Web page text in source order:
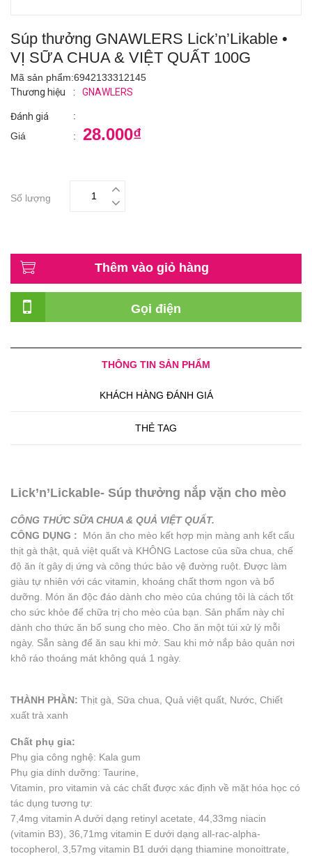
Súp thưởng GNAWLERS Lick’n’Likable •
VỊ SỮA CHUA & VIỆT QUẤT 100G
Mã sản phẩm:6942133312145
Thương hiệu
: GNAWLERS
Đánh giá
:
Giá
: 28.000₫
Số lượng
Thêm vào giỏ hàng
Gọi điện
THÔNG TIN SẢN PHẨM
KHÁCH HÀNG ĐÁNH GIÁ
THẺ TAG
Lick’n’Lickable- Súp thưởng nắp vặn cho mèo
CÔNG THỨC SỮA CHUA & QUẢ VIỆT QUẤT.
CÔNG DỤNG : Món ăn cho mèo kết hợp mịn màng anh kết cấu
thịt gà thật, quả việt quất và KHÔNG Lactose của sữa chua, chế
độ ăn ít gây dị ứng và công thức bảo vệ đường ruột. Được làm
giàu tự nhiên với các vitamin, khoáng chất thơm ngon và bổ
dưỡng. Món ăn độc đáo dành cho mèo của chúng tôi là cách tốt
cho sức khỏe để chữa trị cho mèo của bạn. Sản phẩm này chỉ
dành cho thức ăn bổ sung cho mèo. Cho ăn một túi xử lý mỗi
ngày. Sẵn sàng để ăn sau khi mở. Sau khi mở nắp bảo quản nơi
khô ráo thoáng mát không quá 1 ngày.
THÀNH PHẦN: Thịt gà, Sữa chua, Quả việt quất, Nước, Chiết
xuất trà xanh
Chất phụ gia:
Phụ gia công nghệ: Kala gum
Phụ gia dinh dưỡng: Taurine,
Vitamin, pro vitamin và các chất được xác định về mặt hóa học có
tác dụng tương tự:
7,4mg vitamin A dưới dạng retinyl acetate, 44,33mg niacin
(vitamin B3), 36,71mg vitamin E dưới dạng all-rac-alpha-
tocopherol, 3,57mg vitamin B1 dưới dạng thiamine monoittrate,